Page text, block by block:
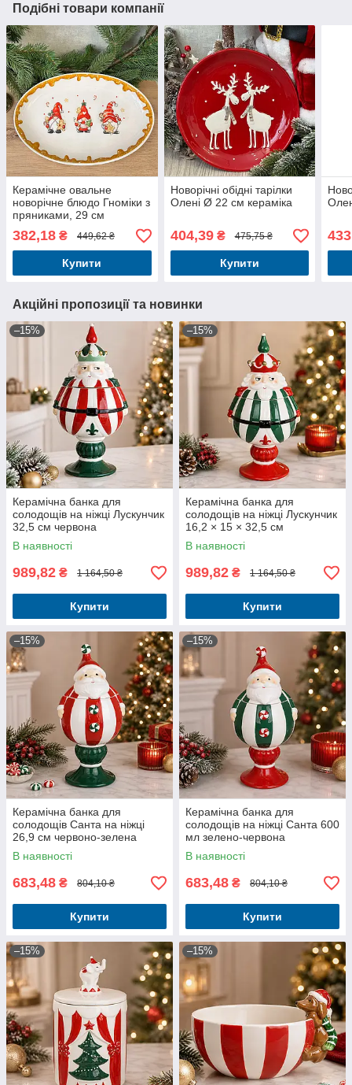
Подібні товари компанії
Керамічне овальне
новорічне блюдо Гноміки з
пряниками, 29 см
382,18 ₴ 449,62 ₴
Купити
Новорічні обідні тарілки
Олені Ø 22 см кераміка
404,39₴ 475,75 ₴
Купити
Акційні пропозиції та новинки
–15%
Керамічна банка для
солодощів на ніжці Лускунчик
32,5 см червона
В наявності
989,82 ₴ 1 164,50 ₴
Купити
–15%
Керамічна банка для
солодощів на ніжці Лускунчик
16,2 × 15 × 32,5 см
В наявності
989,82 ₴ 1 164,50 ₴
Купити
–15%
Керамічна банка для
солодощів Санта на ніжці
26,9 см червоно-зелена
В наявності
683,48 ₴ 804,10 ₴
Купити
–15%
Керамічна банка для
солодощів на ніжці Санта 600
мл зелено-червона
В наявності
683,48 ₴ 804,10 ₴
Купити
–15% –15%